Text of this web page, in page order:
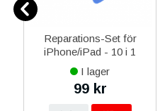
Reparations-Set för
iPhone/iPad - 10 i 1
I lager
99 kr